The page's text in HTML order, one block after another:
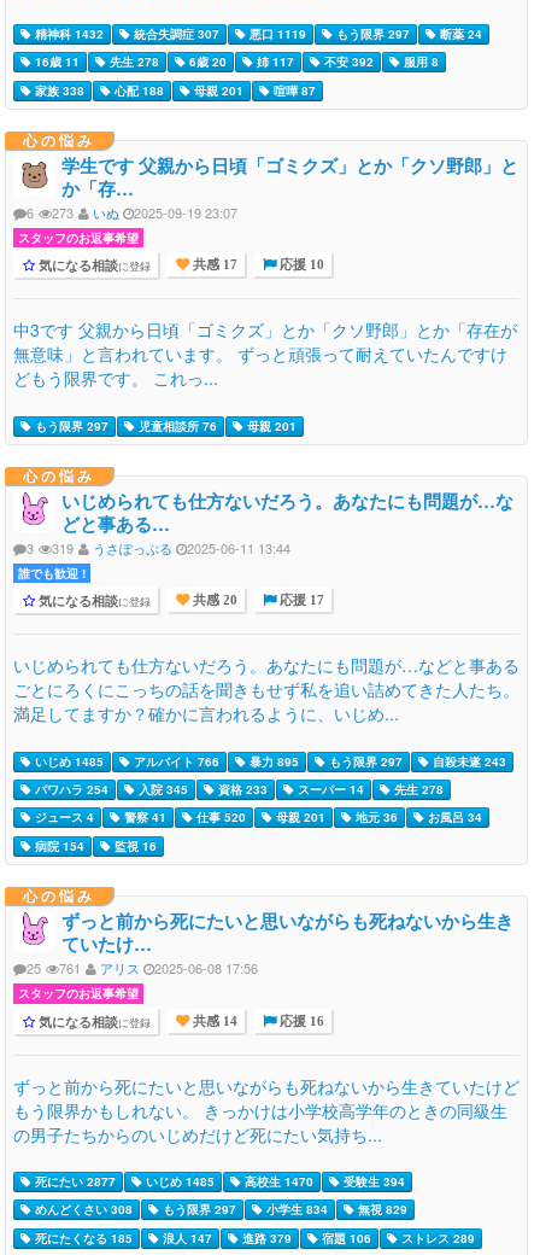
精神科 1432 統合失調症 307 悪口 1119 もう限界 297
断薬 24
16歳 11
先生 278 6歳 20 姉 117 不安 392
服用 8
家族 338
心配 188 母親 201 喧嘩 87
心の悩み
学生です 父親から日頃「ゴミクズ」とか「クソ野郎」と
か「存…
6 273 いぬ 2025-09-19 23:07
スタッフのお返事希望
気になる相談に登録 共感 17 応援 10
中3です 父親から日頃「ゴミクズ」とか「クソ野郎」とか「存在が
無意味」と言われています。 ずっと頑張って耐えていたんですけ
どもう限界です。 これっ...
もう限界 297 児童相談所 76 母親 201
心の悩み
いじめられても仕方ないだろう。あなたにも問題が…な
どと事ある…
3 319 うさぽっぷる 2025-06-11 13:44
誰でも歓迎 !
気になる相談に登録 共感 20 応援 17
いじめられても仕方ないだろう。あなたにも問題が…などと事ある
ごとにろくにこっちの話を聞きもせず私を追い詰めてきた人たち。
満足してますか？確かに言われるように、いじめ...
いじめ 1485 アルバイト 766 暴力 895 もう限界 297
自殺未遂 243
パワハラ 254
入院 345 資格 233 スーパー 14
先生 278
ジュース 4
警察 41 仕事 520 母親 201 地元 36
お風呂 34
病院 154
監視 16
心の悩み
ずっと前から死にたいと思いながらも死ねないから生き
ていたけ…
25 761 アリス 2025-06-08 17:56
スタッフのお返事希望
気になる相談に登録 共感 14 応援 16
ずっと前から死にたいと思いながらも死ねないから生きていたけど
もう限界かもしれない。 きっかけは小学校高学年のときの同級生
の男子たちからのいじめだけど死にたい気持ち...
死にたい 2877 いじめ 1485 高校生 1470
受験生 394
めんどくさい 308
もう限界 297 小学生 834
無視 829
死にたくなる 185
浪人 147 進路 379 宿題 106
ストレス 289